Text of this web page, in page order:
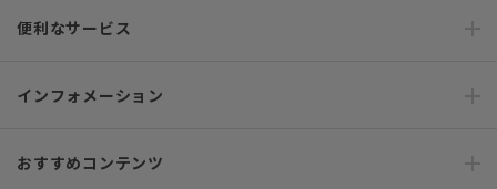
便利なサービス
インフォメーション
おすすめコンテンツ